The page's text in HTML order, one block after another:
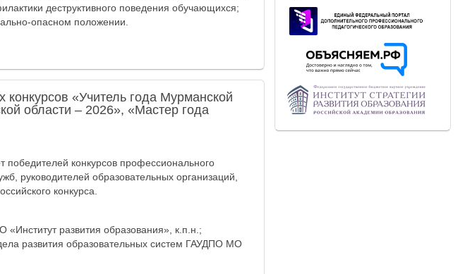
деструктивного поведения обучающихся;
опасном положении.
«Учитель года Мурманской
области – 2026», «Мастер года
конкурсов профессионального
руководителей образовательных организаций,
конкурса.
развития образования», к.п.н.;
развития образовательных систем ГАУДПО МО